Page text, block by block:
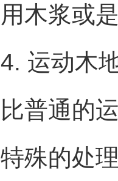
用木浆或
4. 运动木
比普通的
特殊的处